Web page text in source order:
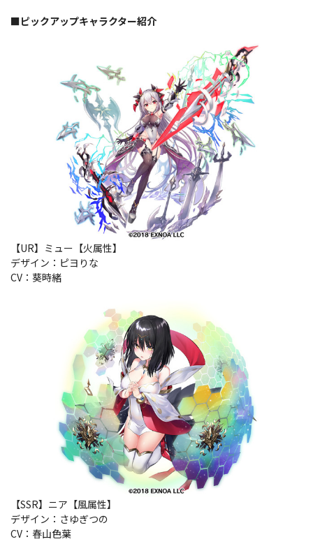
■ピックアップキャラクター紹介
【UR】ミュー【火属性】
デザイン：ピヨりな
CV：葵時緒
【SSR】ニア【風属性】
デザイン：さゆぎつの
CV：春山色葉